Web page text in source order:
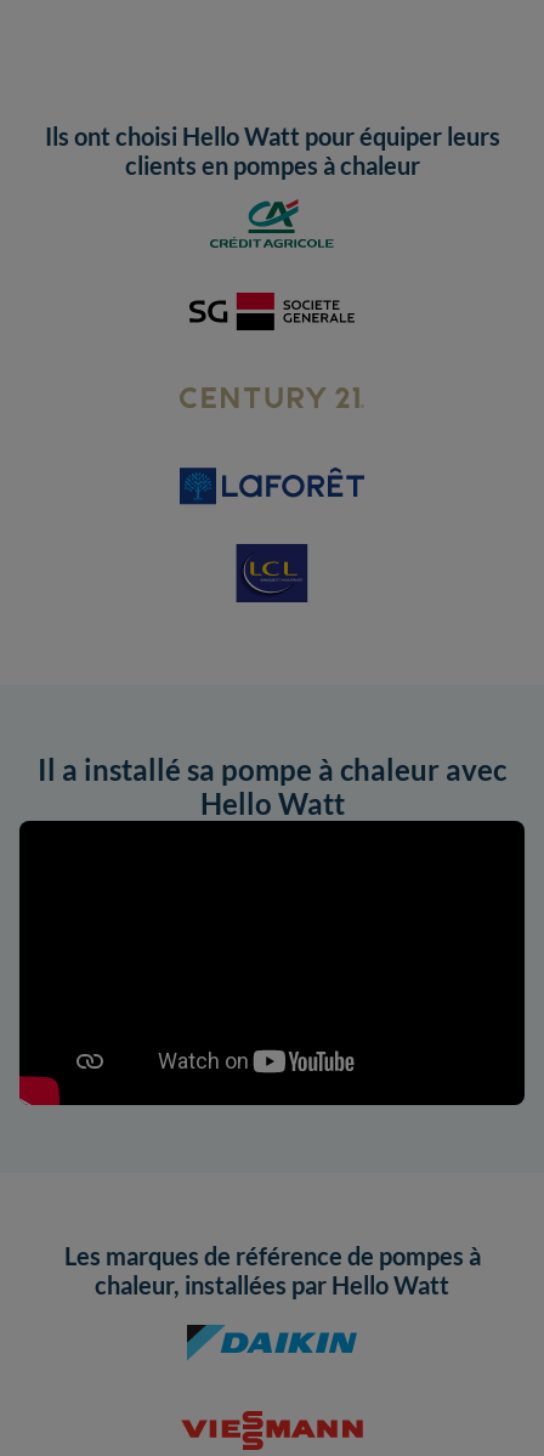
Ils ont choisi Hello Watt pour équiper leurs
clients en pompes à chaleur
Il a installé sa pompe à chaleur avec
Hello Watt
Les marques de référence de pompes à
chaleur, installées par Hello Watt